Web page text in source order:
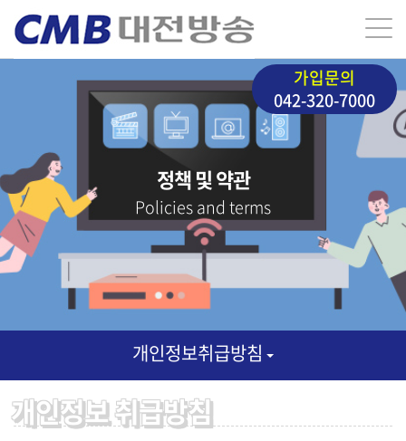
가입문의
042-320-7000
정책 및 약관
Policies and terms
개인정보취급방침
개인정보 취급방침